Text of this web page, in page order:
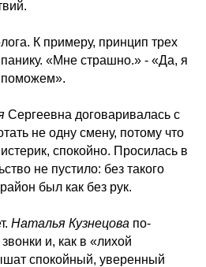
К примеру, принцип трех
«Мне страшно.» - «Да, я
Сергеевна договаривалась с
не одну смену, потому что
спокойно. Просилась в
не пустило: без такого
был как без рук.
Наталья Кузнецова по-
и, как в «лихой
спокойный, уверенный